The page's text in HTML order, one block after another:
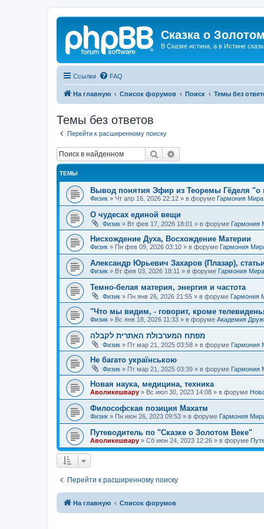
Сказка о
В Сказке истина, а в Истине
Ссылки FAQ
На главную Список форумов Поиск Темы без
Темы без ответов
Перейти к расширенному поиску
Поиск
ТЕМЫ
Вывод понятия Эфир из Теоремы Гёделя "о
Физик » Чт апр 16, 2026 22:12 » в форуме Гармония Мира
О чудесах единой вещи
Физик » Вт фев 17, 2026 18:01 » в форуме Гармония
Нисхождение Духа, Восхождение Материи
Физик » Пн фев 09, 2026 03:10 » в форуме Гармония
Александр Юрьевич Захаров (Плазар), статьи
Физик » Вт фев 03, 2026 18:11 » в форуме Гармония Мира
Темно-белая материя, энергия и частота
Физик » Пн янв 26, 2026 21:55 » в форуме Гармония
"Что мы видим, - говорит, кроме
Физик » Вс янв 18, 2026 11:33 » в форуме Академия
מפתח המערבולת האתרית לקבלה
Физик » Пт мар 21, 2025 03:58 » в форуме Гармония
Не багато українською
Физик » Пт мар 21, 2025 03:39 » в форуме Гармония
Новая наука, медицина, техника
Аволикешвару » Вс июл 30, 2023 14:08 » в форуме
Философская позиция Махатм
Физик » Пн июн 26, 2023 09:53 » в форуме Гармония
Путеводитель по "Сказке о Золотом Веке"
Аволикешвару » Сб июн 24, 2023 12:26 » в форуме
Перейти к расширенному поиску
На главную Список форумов